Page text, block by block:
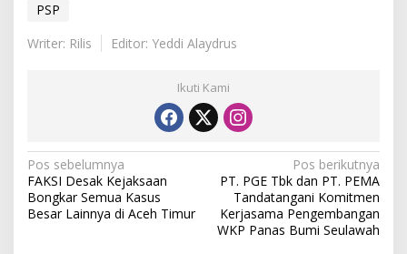
PSP
Writer: Rilis
Editor: Yeddi Alaydrus
Ikuti Kami
N
a
v
Pos sebelumnya
FAKSI Desak Kejaksaan
Bongkar Semua Kasus
Besar Lainnya di Aceh Timur
Pos berikutnya
PT. PGE Tbk dan PT. PEMA
Tandatangani Komitmen
Kerjasama Pengembangan
WKP Panas Bumi Seulawah